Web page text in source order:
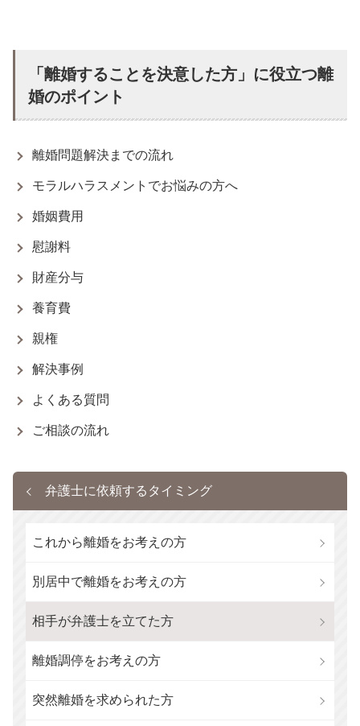
「離婚することを決意した方」に役立つ離
婚のポイント
離婚問題解決までの流れ
モラルハラスメントでお悩みの方へ
婚姻費用
慰謝料
財産分与
養育費
親権
解決事例
よくある質問
ご相談の流れ
弁護士に依頼するタイミング
これから離婚をお考えの方
別居中で離婚をお考えの方
相手が弁護士を立てた方
離婚調停をお考えの方
突然離婚を求められた方